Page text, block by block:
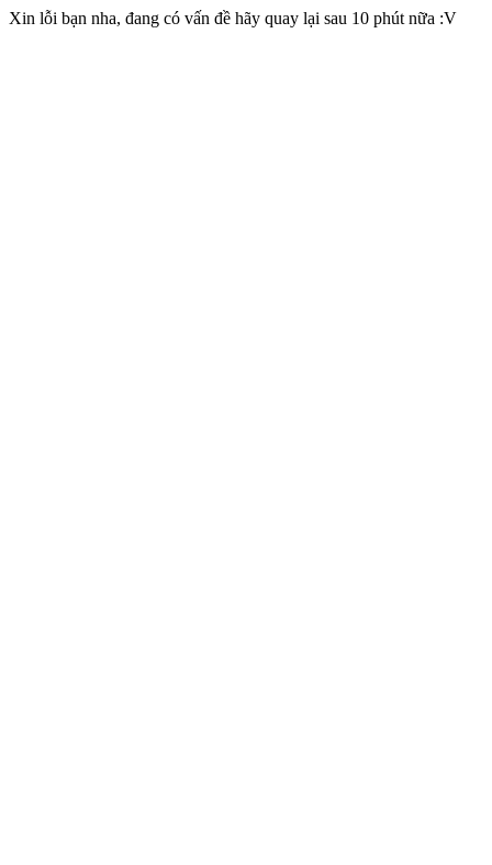
Xin lỗi bạn nha, đang có vấn đề hãy quay lại sau 10 phút nữa :V